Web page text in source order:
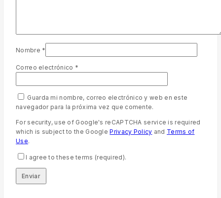
Nombre *
Correo electrónico *
Guarda mi nombre, correo electrónico y web en este
navegador para la próxima vez que comente.
For security, use of Google's reCAPTCHA service is required
which is subject to the GooglePrivacy Policy and Terms of
Use.
I agree to these terms (required).